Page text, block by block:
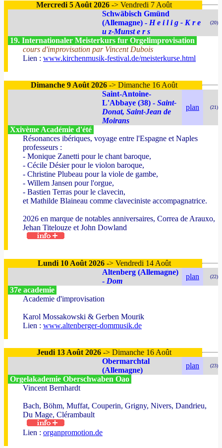
Mercredi 5 Août 2026 -> Vendredi 7 Août
Schwäbisch Gmünd
(Allemagne) - H e i l i g - K r e
u z-Munst e r s
(20)
19. Internationaler Meisterkurs fur Orgelimprovisation
cours d'improvisation par Vincent Dubois
Lien : www.kirchenmusik-festival.de/meisterkurse.html
Dimanche 9 Août 2026 -> Dimanche 16 Août
Saint-Antoine-
L'Abbaye (38) - Saint-
Donat, Saint-Jean de
Moirans
plan (21)
Xxivème Académie d'été
Résonances ibériques, voyage entre l'Espagne et Naples
professeurs :
- Monique Zanetti pour le chant baroque,
- Cécile Désier pour le violon baroque,
- Christine Plubeau pour la viole de gambe,
- Willem Jansen pour l'orgue,
- Bastien Terras pour le clavecin,
et Mathilde Blaineau comme claveciniste accompagnatrice.
2026 en marque de notables anniversaires, Correa de Arauxo,
Jehan Titelouze et John Dowland
Lundi 10 Août 2026-> Vendredi 14 Août
Altenberg (Allemagne)
- Dom
plan (22)
37e academie
Academie d'improvisation
Karol Mossakowski & Gerben Mourik
Lien : www.altenberger-dommusik.de
Jeudi 13 Août 2026 -> Dimanche 16 Août
Obermarchtal
(Allemagne)
plan (23)
Orgelakademie Oberschwaben Oao
Vincent Bernhardt
Bach, Böhm, Muffat, Couperin, Grigny, Nivers, Dandrieu,
Du Mage, Clérambault
Lien : organpromotion.de